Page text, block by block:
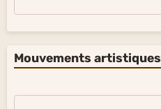
Mouvements artistiques